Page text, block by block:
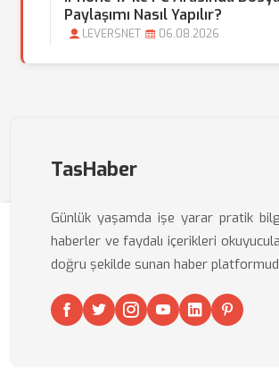
Paylaşımı Nasıl Yapılır?
LEVERSNET 06.08.2026
TasHaber
Günlük yaşamda işe yarar pratik
haberler ve faydalı içerikleri
doğru şekilde sunan haber